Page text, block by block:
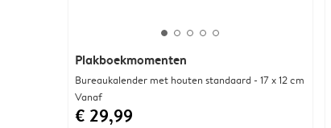
Plakboekmomenten
Bureaukalender met houten standaard - 17 x 12 cm
Vanaf
€ 29,99